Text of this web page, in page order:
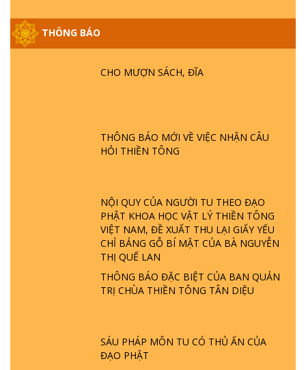
THÔNG BÁO
CHO MƯỢN SÁCH, ĐĨA
THÔNG BÁO MỚI VỀ VIỆC NHẬN CÂU
HỎI THIỀN TÔNG
NỘI QUY CỦA NGƯỜI TU THEO ĐẠO
PHẬT KHOA HỌC VẬT LÝ THIỀN TÔNG
VIỆT NAM, ĐỀ XUẤT THU LẠI GIẤY YẾU
CHỈ BẢNG GỖ BÍ MẬT CỦA BÀ NGUYỄN
THỊ QUẾ LAN
THÔNG BÁO ĐẶC BIỆT CỦA BAN QUẢN
TRỊ CHÙA THIỀN TÔNG TÂN DIỆU
SÁU PHÁP MÔN TU CÓ THỦ ẤN CỦA
ĐẠO PHẬT
HỘI GÌ? TỬ VÌ ĐẠO
PHẬT GIỚI CÓ THỜI GIAN KHÔNG? |
TTTD
LÀ AI? QUỶ SA TĂNG? | TTTD
GIẢI ĐÁP THIỀN TÔNG ĐẶC BIỆT P22 - TẠI
SAO TRÁI ĐẤT NHIỀU THIÊN TAI - LŨ LỤT
- HỎA HOẠN | TTTD